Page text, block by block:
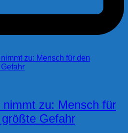
zu: Mensch für
Gefahr